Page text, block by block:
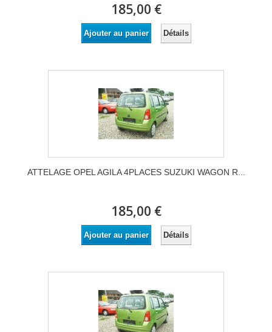
185,00 €
Ajouter au panier Détails
ATTELAGE OPEL AGILA 4PLACES SUZUKI WAGON R...
185,00 €
Ajouter au panier Détails